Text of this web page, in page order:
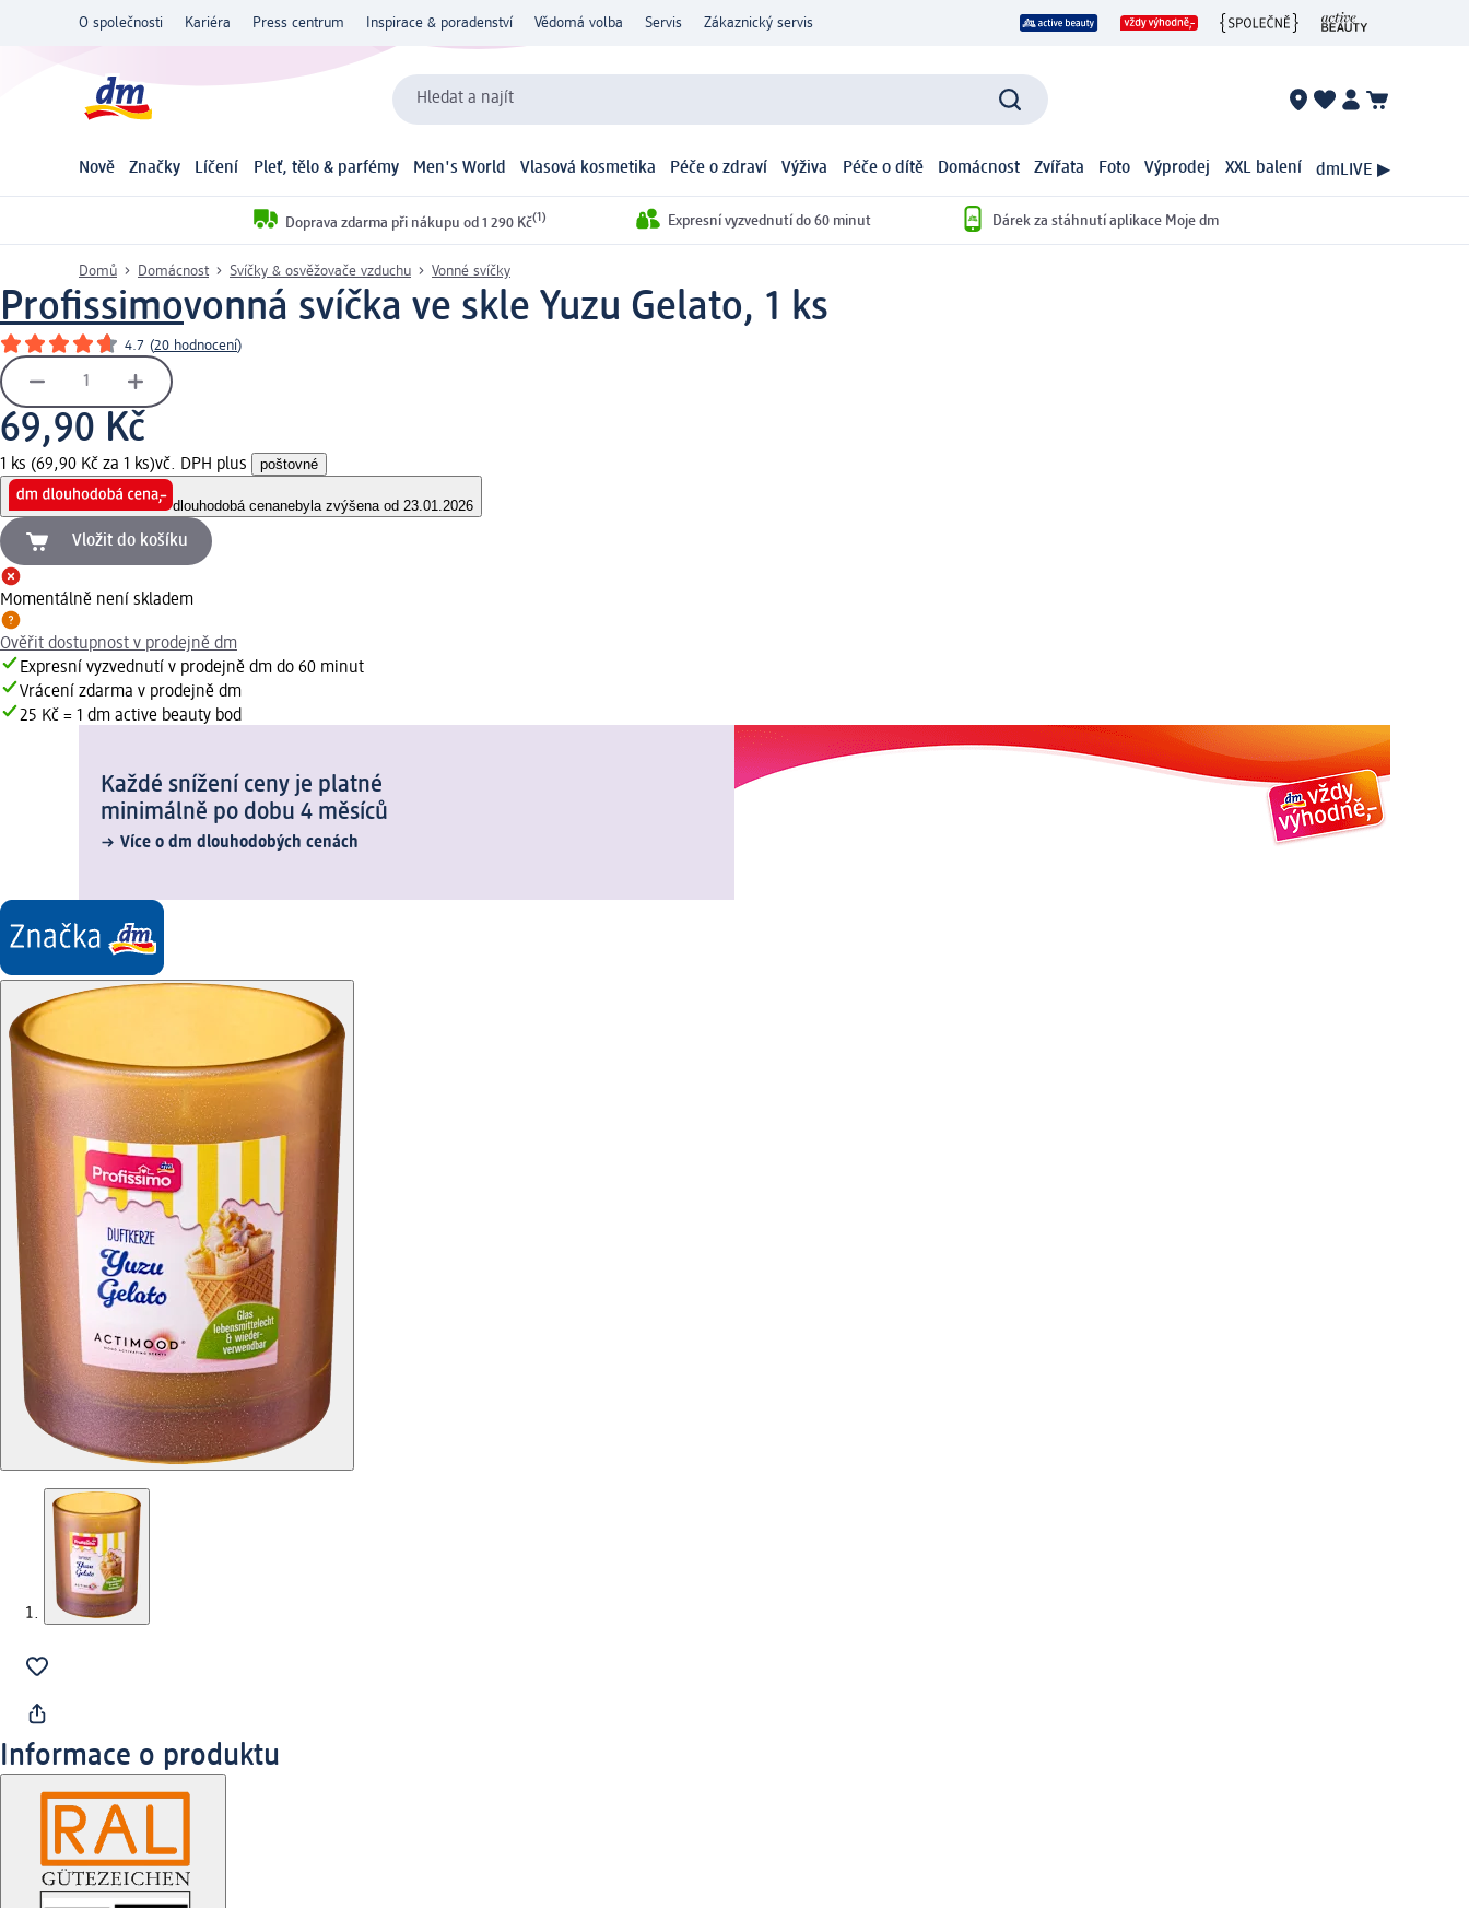
O společnosti Kariéra Press centrum Inspirace & poradenství Vědomá volba Servis Zákaznický servis
Hledat a najít
Nově Značky Líčení Pleť, tělo & parfémy Men's World Vlasová kosmetika Péče o zdraví Výživa Péče o dítě Domácnost Zvířata Foto Výprodej XXL balení dmLIVE ▶
Doprava zdarma při nákupu od 1 290 Kč(1) Expresní vyzvednutí do 60 minut Dárek za stáhnutí aplikace Moje dm
Domů Domácnost Svíčky & osvěžovače vzduchu Vonné svíčky
Profissimovonná svíčka ve skle Yuzu Gelato, 1 ks
4.7 (20 hodnocení)
69,90 Kč
1 ks (69,90 Kč za 1 ks)vč. DPH plus poštovné
dlouhodobá cenanebyla zvýšena od 23.01.2026
Vložit do košíku
Momentálně není skladem
Ověřit dostupnost v prodejně dm
Expresní vyzvednutí v prodejně dm do 60 minut
Vrácení zdarma v prodejně dm
25 Kč = 1 dm active beauty bod
Každé snížení ceny je platné
minimálně po dobu 4 měsíců
Více o dm dlouhodobých cenách
Informace o produktu